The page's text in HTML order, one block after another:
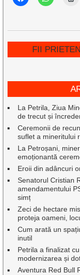
FII
La Petrila, Ziua
de trecut și
Ceremonii de
suflet a mineritului
La Petroșani,
emoționantă
Eroii din adâncuri
Senatorul Cristian
amendamentului
simț
Zeci de hectare
proteja oameni,
Cum arată un
inutil
Petrila a finalizat
modernizarea și
Aventura Red Bull